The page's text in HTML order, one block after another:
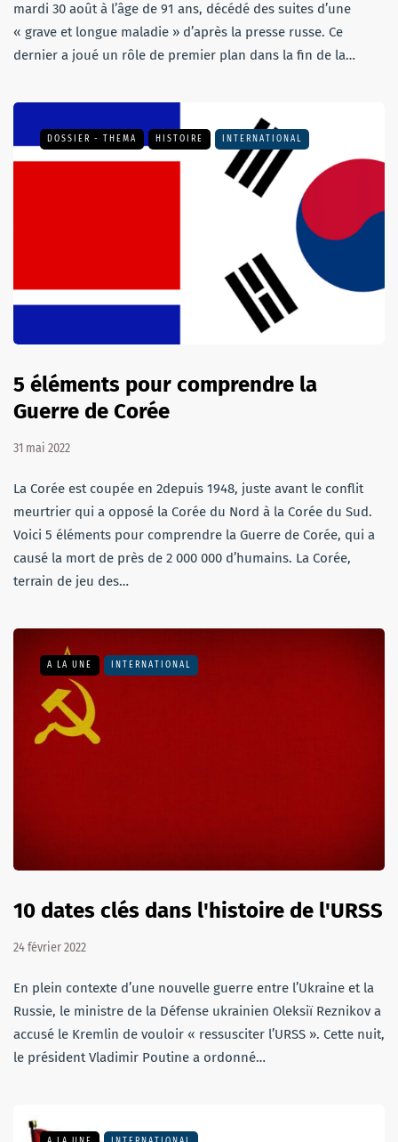
mardi 30 août à l’âge de 91 ans, décédé des suites d’une
« grave et longue maladie » d’après la presse russe. Ce
dernier a joué un rôle de premier plan dans la fin de la…
DOSSIER - THEMA HISTOIRE INTERNATIONAL
5 éléments pour comprendre la
Guerre de Corée
31 mai 2022
La Corée est coupée en 2depuis 1948, juste avant le conflit
meurtrier qui a opposé la Corée du Nord à la Corée du Sud.
Voici 5 éléments pour comprendre la Guerre de Corée, qui a
causé la mort de près de 2 000 000 d’humains. La Corée,
terrain de jeu des…
A LA UNE INTERNATIONAL
10 dates clés dans l'histoire de l'URSS
24 février 2022
En plein contexte d’une nouvelle guerre entre l’Ukraine et la
Russie, le ministre de la Défense ukrainien Oleksiï Reznikov a
accusé le Kremlin de vouloir « ressusciter l’URSS ». Cette nuit,
le président Vladimir Poutine a ordonné…